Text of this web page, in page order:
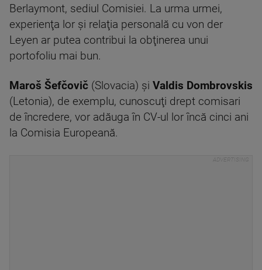
Berlaymont, sediul Comisiei. La urma urmei,
experienţa lor şi relaţia personală cu von der
Leyen ar putea contribui la obţinerea unui
portofoliu mai bun.
Maroš Šefčovič (Slovacia) şi Valdis Dombrovskis
(Letonia), de exemplu, cunoscuţi drept comisari
de încredere, vor adăuga în CV-ul lor încă cinci ani
la Comisia Europeană.